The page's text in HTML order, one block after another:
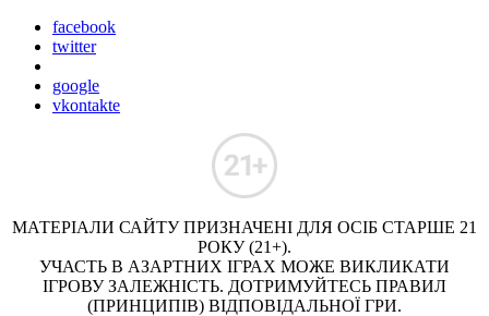
facebook
twitter
google
vkontakte
МАТЕРІАЛИ САЙТУ ПРИЗНАЧЕНІ ДЛЯ ОСІБ СТАРШЕ 21
РОКУ (21+).
УЧАСТЬ В АЗАРТНИХ ІГРАХ МОЖЕ ВИКЛИКАТИ
ІГРОВУ ЗАЛЕЖНІСТЬ. ДОТРИМУЙТЕСЬ ПРАВИЛ
(ПРИНЦИПІВ) ВІДПОВІДАЛЬНОЇ ГРИ.